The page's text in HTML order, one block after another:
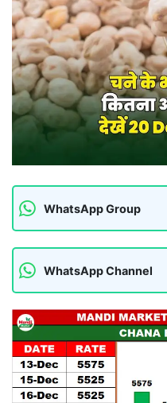
WhatsApp Group
WhatsApp Channel